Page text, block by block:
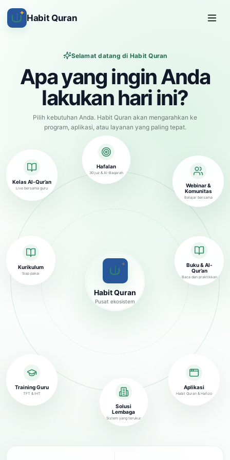
✦ Habit Quran
Selamat datang di Habit Quran
Apa yang ingin Anda
lakukan hari ini?
Pilih kebutuhan Anda. Habit Quran akan mengarahkan ke
program, aplikasi, atau layanan yang paling tepat.
✦
Habit Quran
Pusat ekosistem
Kelas Al-Qur’an
Live bersama guru
Hafalan
30 juz & Al-Baqarah
Buku & Al-
Qur’an
Baca dan praktikkan
Training Guru
TFT & IHT
Solusi
Lembaga
Sistem yang terukur
Kurikulum
Siap pakai
Aplikasi
Habit Quran & Hafizo
Webinar &
Komunitas
Belajar bersama